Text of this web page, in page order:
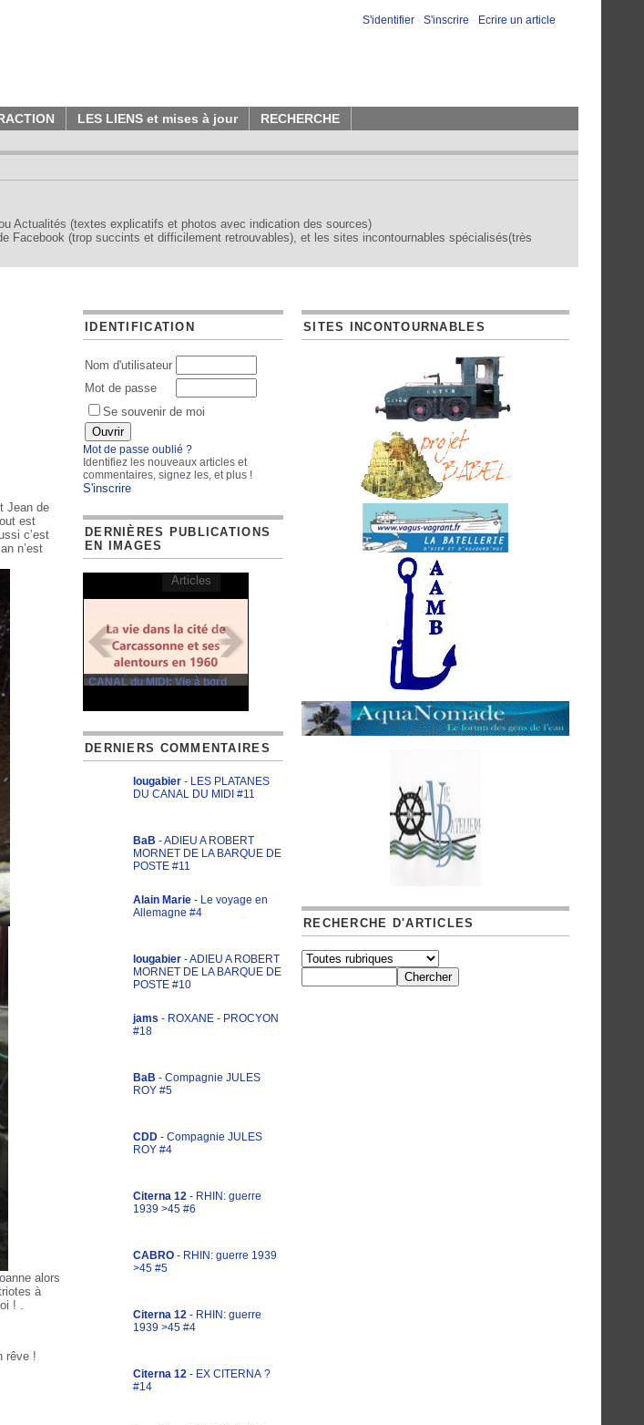
S'identifier - S'inscrire - Ecrire un article
LES LIENS et mises à jour RECHERCHE
Actualités (textes explicatifs et photos avec indication des sources)
(trop succints et difficilement retrouvables), et les sites incontournables spécialisés(très
Jean de
est
c’est
n’est
alors
à
! .
rêve !
IDENTIFICATION
Nom d'utilisateur
Mot de passe
Se souvenir de moi
Mot de passe oublié ?
Identifiez les nouveaux articles et
commentaires, signez les, et plus !
S'inscrire
DERNIÈRES PUBLICATIONS
EN IMAGES
CANAL du MIDI: Vie à bord
Articles
DERNIERS COMMENTAIRES
lougabier - LES PLATANES
DU CANAL DU MIDI #11
BaB - ADIEU A ROBERT
MORNET DE LA BARQUE DE
POSTE #11
Alain Marie - Le voyage en
Allemagne #4
lougabier - ADIEU A ROBERT
MORNET DE LA BARQUE DE
POSTE #10
jams - ROXANE - PROCYON
#18
BaB - Compagnie JULES
ROY #5
CDD - Compagnie JULES
ROY #4
Citerna 12 - RHIN: guerre
1939 >45 #6
CABRO - RHIN: guerre 1939
>45 #5
Citerna 12 - RHIN: guerre
1939 >45 #4
Citerna 12 - EX CITERNA ?
#14
SITES INCONTOURNABLES
RECHERCHE D'ARTICLES